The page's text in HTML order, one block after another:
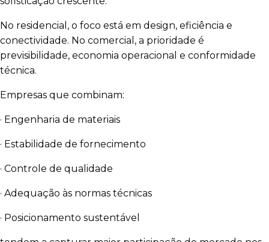
No residencial, o foco está em design, eficiência e
conectividade. No comercial, a prioridade é
previsibilidade, economia operacional e conformidade
técnica.
Empresas que combinam:
· Engenharia de materiais
· Estabilidade de fornecimento
· Controle de qualidade
· Adequação às normas técnicas
· Posicionamento sustentável